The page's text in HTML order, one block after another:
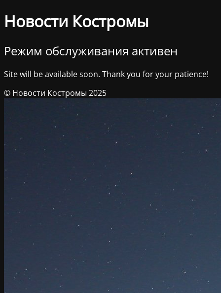
Новости Костромы
Режим обслуживания активен
Site will be available soon. Thank you for your patience!
© Новости Костромы 2025